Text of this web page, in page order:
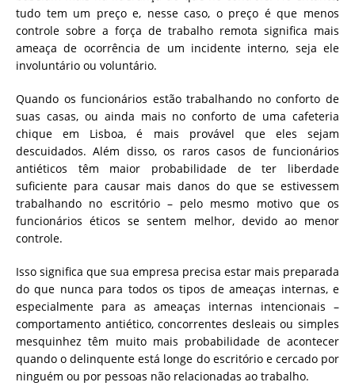
tudo tem um preço e, nesse caso, o preço é que menos
controle sobre a força de trabalho remota significa mais
ameaça de ocorrência de um incidente interno, seja ele
involuntário ou voluntário.
Quando os funcionários estão trabalhando no conforto de
suas casas, ou ainda mais no conforto de uma cafeteria
chique em Lisboa, é mais provável que eles sejam
descuidados. Além disso, os raros casos de funcionários
antiéticos têm maior probabilidade de ter liberdade
suficiente para causar mais danos do que se estivessem
trabalhando no escritório – pelo mesmo motivo que os
funcionários éticos se sentem melhor, devido ao menor
controle.
Isso significa que sua empresa precisa estar mais preparada
do que nunca para todos os tipos de ameaças internas, e
especialmente para as ameaças internas intencionais –
comportamento antiético, concorrentes desleais ou simples
mesquinhez têm muito mais probabilidade de acontecer
quando o delinquente está longe do escritório e cercado por
ninguém ou por pessoas não relacionadas ao trabalho.